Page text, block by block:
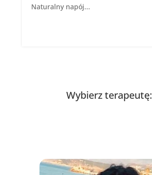
Naturalny napój...
Wybierz terapeutę: